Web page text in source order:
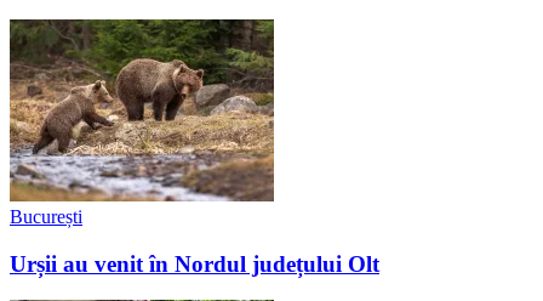
București
Urșii au venit în Nordul județului Olt